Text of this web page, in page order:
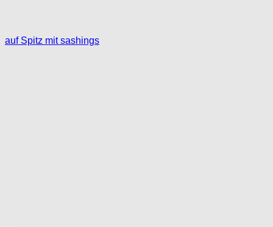
auf Spitz mit sashings